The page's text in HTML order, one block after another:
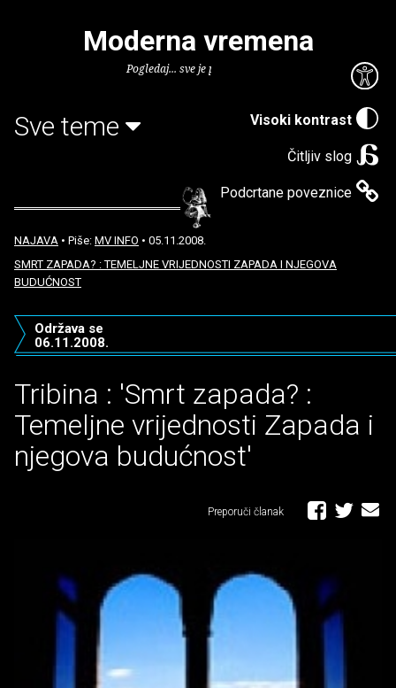
Visoki kontrast
Čitljiv slog
Podcrtane poveznice
Moderna vremena
Pogledaj... sve je puno knjiga.
Sve teme
NAJAVA • Piše: MV INFO • 05.11.2008.
SMRT ZAPADA? : TEMELJNE VRIJEDNOSTI ZAPADA I NJEGOVA
BUDUĆNOST
Tribina : 'Smrt zapada? :
Temeljne vrijednosti Zapada i
njegova budućnost'
Održava se
06.11.2008.
Preporuči članak